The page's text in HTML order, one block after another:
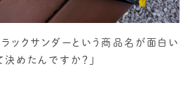
ックサンダーという商品名が面白い
決めたんですか？」